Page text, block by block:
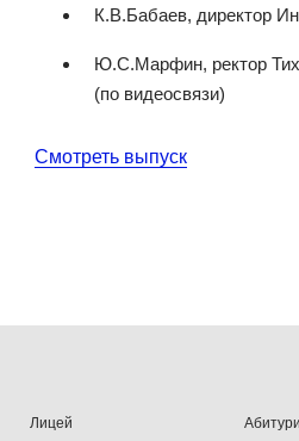
К.В.Бабаев, директор
Ю.С.Марфин, ректор
(по видеосвязи)
Смотреть выпуск
Лицей